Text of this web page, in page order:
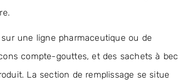
une ligne pharmaceutique ou de
compte-gouttes, et des sachets à bec
La section de remplissage se situe